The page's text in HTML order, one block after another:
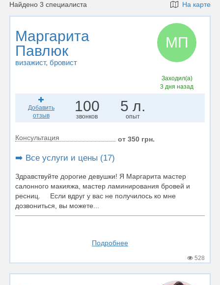
Найдено 3 специалиста На карте
Маргарита
Павлюк
визажист, бровист
МП
Заходил(а)
3 дня назад
Добавить
отзыв
100
звонков
5 л.
опыт
Консультация от 350 грн.
➡️ Все услуги и цены (17)
Здравствуйте дорогие девушки! Я Маргарита мастер
салонного макияжа, мастер ламинирования бровей и
ресниц. Если вдруг у вас не получилось ко мне
дозвониться, вы можете...
Подробнее
528